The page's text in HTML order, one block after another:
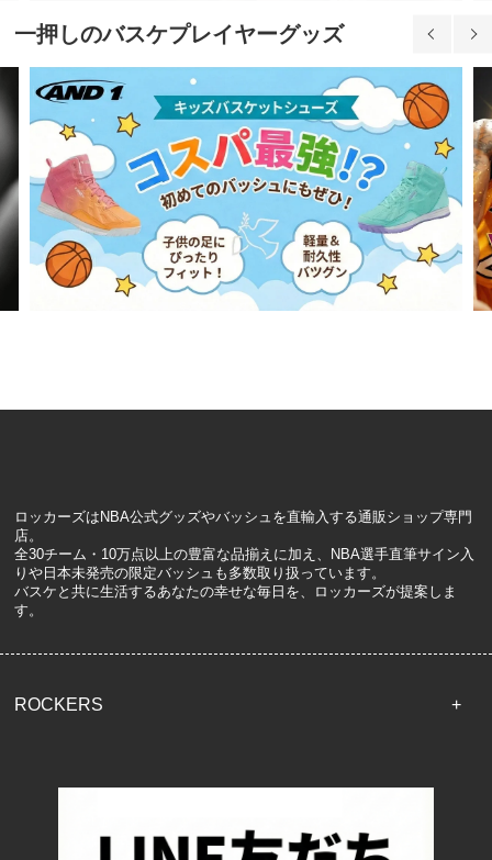
一押しのバスケプレイヤーグッズ
ロッカーズはNBA公式グッズやバッシュを直輸入する通販ショップ専門
店。
全30チーム・10万点以上の豊富な品揃えに加え、NBA選手直筆サイン入
りや日本未発売の限定バッシュも多数取り扱っています。
バスケと共に生活するあなたの幸せな毎日を、ロッカーズが提案しま
す。
ROCKERS
配送・送料について
返品について